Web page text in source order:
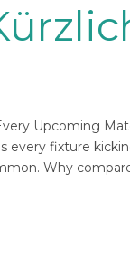
Upcoming
every fixture
Why